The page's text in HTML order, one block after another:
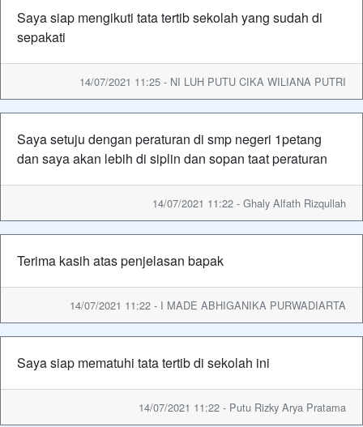
Saya siap mengikuti tata tertib sekolah yang sudah di
sepakati
14/07/2021 11:25 - NI LUH PUTU CIKA WILIANA PUTRI
Saya setuju dengan peraturan di smp negeri 1petang
dan saya akan lebih di siplin dan sopan taat peraturan
14/07/2021 11:22 - Ghaly Alfath Rizqullah
Terima kasih atas penjelasan bapak
14/07/2021 11:22 - I MADE ABHIGANIKA PURWADIARTA
Saya siap mematuhi tata tertib di sekolah ini
14/07/2021 11:22 - Putu Rizky Arya Pratama